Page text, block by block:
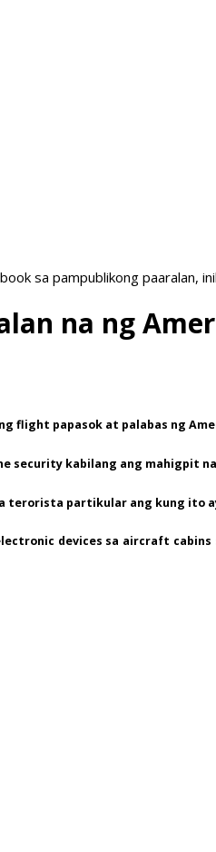
sa pampublikong paaralan,
na ng
flight papasok at palabas ng
security kabilang ang mahigpit
terorista partikular ang kung ito
devices sa aircraft